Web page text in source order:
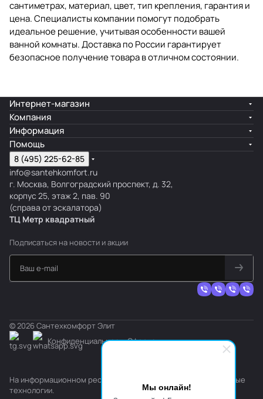
Мы онлайн!
сантиметрах, материал, цвет, тип крепления, гарантия и
цена. Специалисты компании помогут подобрать
идеальное решение, учитывая особенности вашей
ванной комнаты. Доставка по России гарантирует
безопасное получение товара в отличном состоянии.
Интернет-магазин
Компания
Информация
Помощь
8 (495) 225-62-85
info@santehkomfort.ru
г. Москва, Волгоградский проспект, д. 32,
корпус 25, этаж 2, пав. 90
(справа от эскалатора)
ТЦ Метр квадратный
Подписаться на новости и акции
© 2026 Сантехкомфорт Элит
КонфиденциальностьОферта
На информационном ресурсе применяются
рекомендательные
технологии.